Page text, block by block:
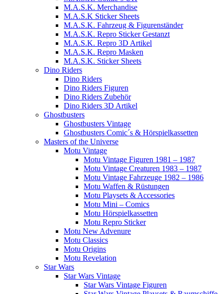
M.A.S.K. Merchandise
M.A.S.K Sticker Sheets
M.A.S.K. Fahrzeug & Figurenständer
M.A.S.K. Repro Sticker Gestanzt
M.A.S.K. Repro 3D Artikel
M.A.S.K. Repro Masken
M.A.S.K. Sticker Sheets
Dino Riders
Dino Riders
Dino Riders Figuren
Dino Riders Zubehör
Dino Riders 3D Artikel
Ghostbusters
Ghostbusters Vintage
Ghostbusters Comic´s & Hörspielkassetten
Masters of the Universe
Motu Vintage
Motu Vintage Figuren 1981 – 1987
Motu Vintage Creaturen 1983 – 1987
Motu Vintage Fahrzeuge 1982 – 1986
Motu Waffen & Rüstungen
Motu Playsets & Accessories
Motu Mini – Comics
Motu Hörspielkassetten
Motu Repro Sticker
Motu New Advenure
Motu Classics
Motu Origins
Motu Revelation
Star Wars
Star Wars Vintage
Star Wars Vintage Figuren